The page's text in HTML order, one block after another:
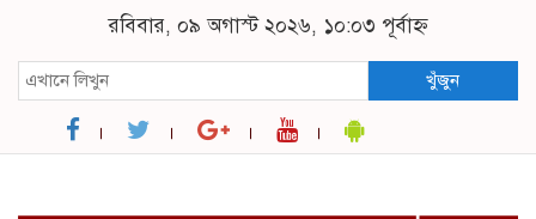
রবিবার, ০৯ অগাস্ট ২০২৬, ১০:০৩ পূর্বাহ্ন
খুঁজুন